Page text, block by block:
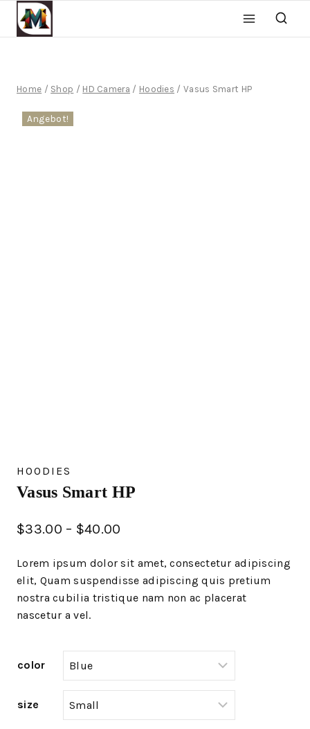
Home / Shop / HD Camera / Hoodies / Vasus Smart HP
Angebot!
HOODIES
Vasus Smart HP
$33.00 – $40.00
Lorem ipsum dolor sit amet, consectetur adipiscing
elit, Quam suspendisse adipiscing quis pretium
nostra cubilia tristique nam non ac placerat
nascetur a vel.
color
size